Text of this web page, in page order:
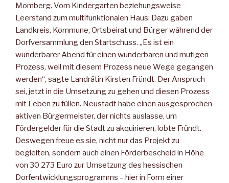
Momberg. Vom Kindergarten beziehungsweise
Leerstand zum multifunktionalen Haus: Dazu gaben
Landkreis, Kommune, Ortsbeirat und Bürger während der
Dorfversammlung den Startschuss. „Es ist ein
wunderbarer Abend für einen wunderbaren und mutigen
Prozess, weil mit diesem Prozess neue Wege gegangen
werden“, sagte Landrätin Kirsten Fründt. Der Anspruch
sei, jetzt in die Umsetzung zu gehen und diesen Prozess
mit Leben zu füllen. Neustadt habe einen ausgesprochen
aktiven Bürgermeister, der nichts auslasse, um
Fördergelder für die Stadt zu akquirieren, lobte Fründt.
Deswegen freue es sie, nicht nur das Projekt zu
begleiten, sondern auch einen Förderbescheid in Höhe
von 30 273 Euro zur Umsetzung des hessischen
Dorfentwicklungsprogramms – hier in Form einer